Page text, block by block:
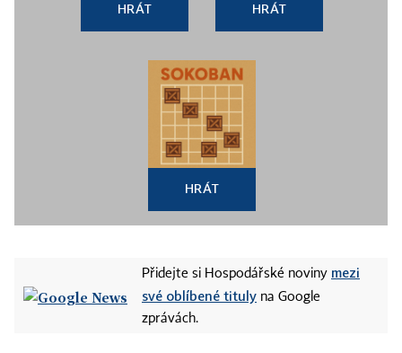
HRÁT HRÁT
HRÁT
Přidejte si Hospodářské noviny mezi
své oblíbené tituly na Google
zprávách.